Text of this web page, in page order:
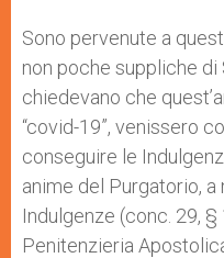
Sono pervenute a
non poche suppliche di
chiedevano che
“covid-19”, venissero
conseguire le
anime del Purgatorio,
Indulgenze (conc. 29,
Penitenzieria